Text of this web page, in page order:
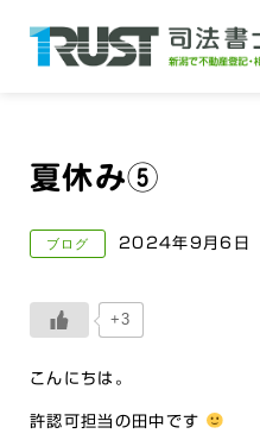
夏休み⑤
ブログ 2024年9月6日
+3
こんにちは。
許認可担当の田中です